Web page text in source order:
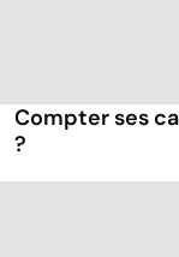
Compter ses
?